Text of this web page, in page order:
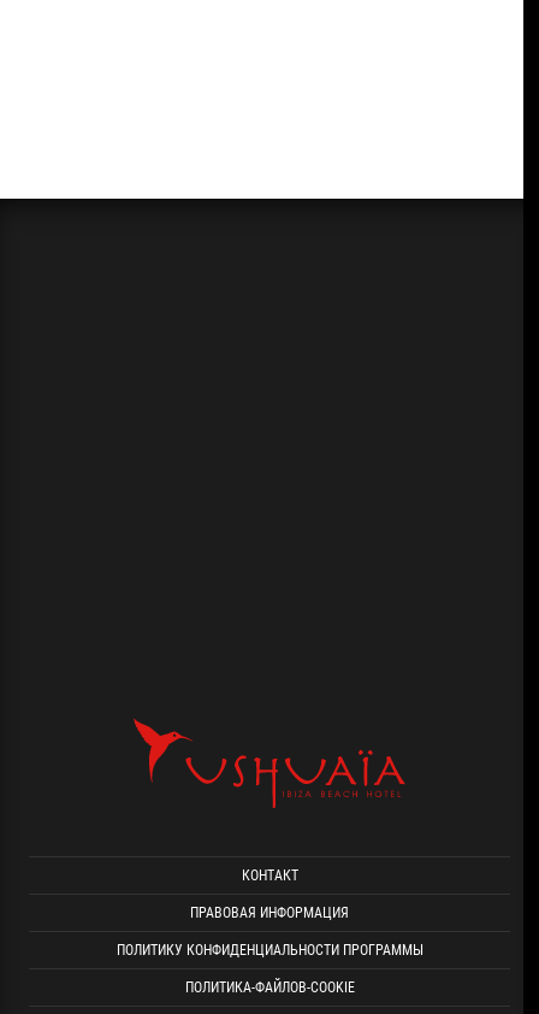
КОНТАКТ
ПРАВОВАЯ ИНФОРМАЦИЯ
ПОЛИТИКУ КОНФИДЕНЦИАЛЬНОСТИ ПРОГРАММЫ
ПОЛИТИКА-ФАЙЛОВ-COOKIE